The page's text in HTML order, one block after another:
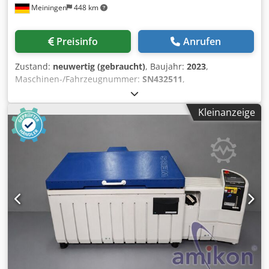
Meiningen 448 km
Preisinfo Anrufen
Zustand: neuwertig (gebraucht), Baujahr: 2023,
Maschinen-/Fahrzeugnummer: SN432511,
voll funktionsfähig
(101.97 PS), Eingangsspannung:400 V, Eingangsstrom:108
A, Eingangsfrequenz:50 Hz, Art des Eingangsstroms:
Drehstrom
mm, innere Breite: 1’250 mm
Gesamtlänge:1’800 mm, Gesamtbreite: 1’900 mm,
Gesamthöhe:
2’500 mm, Gesamtgewicht:
, Anzahl
der Kammern:1, Steuerungsart:SPS-gesteuert,
Betätigungsart:elektrisch, Ausstattung:CE-
Kennzeichnung, Dokumentation/Handbuch, mit 12
Monaten Gewährleistung -Innen (bxtxh) 800 x 1000 x 1250
mm -Aussen (bxtxh) 1790 x 1900 x 2500 mm -Schaltschrank
(bxtxh) 1200 x 500 x 2350 mm -Steuerschrank (bxtxh) 600 x
900 x 1850 mm -Inhalt 1000 Liter -Tmax 1340°C -Siemens
Kleinanzeige